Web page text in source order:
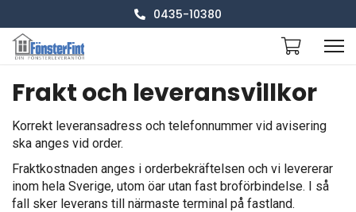
0435-10380
Frakt och leveransvillkor
Korrekt leveransadress och telefonnummer vid avisering
ska anges vid order.
Fraktkostnaden anges i orderbekräftelsen och vi levererar
inom hela Sverige, utom öar utan fast broförbindelse. I så
fall sker leverans till närmaste terminal på fastland.